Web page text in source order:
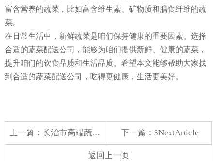
富含营养的蔬菜，比如富含维生素、矿物质和膳食纤维的蔬
菜。
在日常生活中，新鲜蔬菜是咱们保持健康的重要因素。选择
合适的蔬菜配送公司，能够为咱们提供新鲜、健康的蔬菜，
提升咱们的饮食品质和生活品质。希望本文能够帮助大家找
到合适的蔬菜配送公司，吃得更健康，生活更美好。
上一篇： 长治市高端蔬菜配送 下一篇：$NextArticle
返回上一页